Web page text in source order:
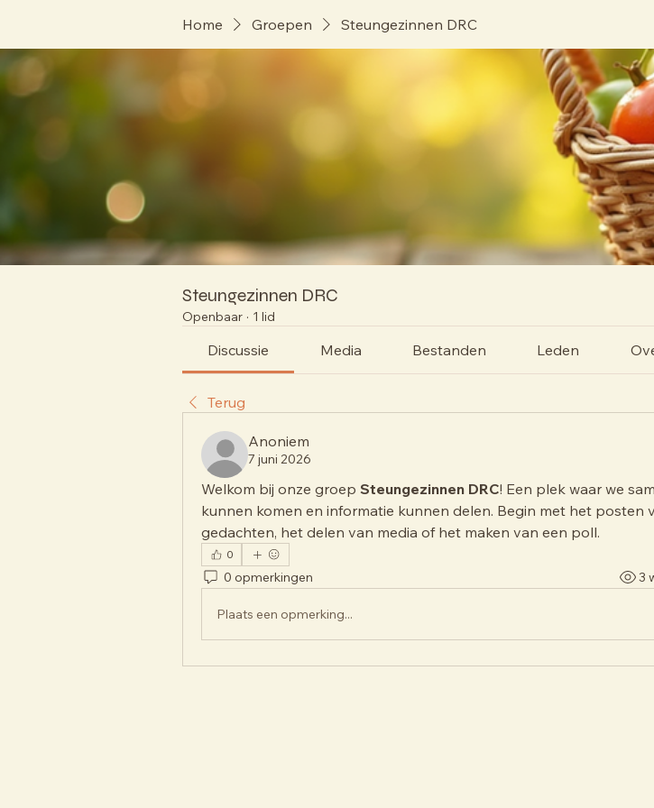
Home Groepen Steungezinnen DRC
Steungezinnen DRC
Openbaar · 1 lid
Discussie Media Bestanden Leden
Terug
Anoniem
7 juni 2026
Welkom bij onze groep Steungezinnen DRC! Een plek waar we
kunnen komen en informatie kunnen delen. Begin met het posten
gedachten, het delen van media of het maken van een poll.
0
0 opmerkingen 3
Plaats een opmerking...